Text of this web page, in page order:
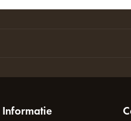
Informatie